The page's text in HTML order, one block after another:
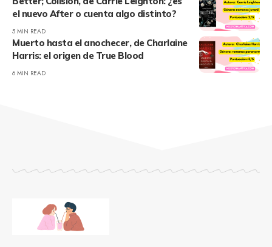
el nuevo After o cuenta algo distinto?
5 MIN READ
Muerto hasta el anochecer, de Charlaine
Harris: el origen de True Blood
6 MIN READ